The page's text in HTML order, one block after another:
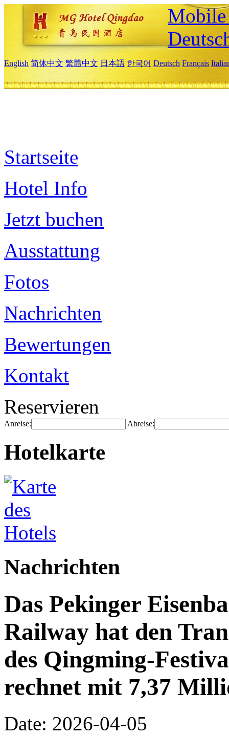
English 简体中文 繁體中文 日本語 한국어 Deutsch Français
Startseite
Hotel Info
Jetzt buchen
Ausstattung
Fotos
Nachrichten
Bewertungen
Kontakt
Reservieren
Anreise: Abreise:
Hotelkarte
Nachrichten
Das Pekinger
Railway hat den
des Qingming-
rechnet mit 7,37
Date: 2026-04-05